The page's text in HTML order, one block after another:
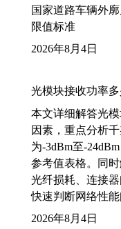
国家道路车辆外
限值标准
2026年8月4日
光模块接收功率
本文详细解答光
因素，重点分析
为-3dBm至-
参考值表格。同
光纤损耗、连接
快速判断网络性能
2026年8月4日